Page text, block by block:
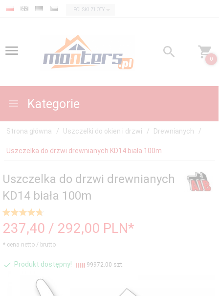
currency_h
POLSKI ZŁOTY
0
Kategorie
Strona główna Uszczelki do okien i drzwi Drewnianych
Uszczelka do drzwi drewnianych KD14 biała 100m
Uszczelka do drzwi drewnianych
KD14 biała 100m
237,40 / 292,00 PLN*
* cena netto / brutto
Produkt dostępny! 99972.00 szt.